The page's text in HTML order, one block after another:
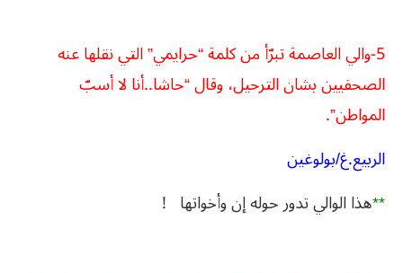
5-والي العاصمة تبرّأ من كلمة “حرايمي” التي نقلها عنه
الصحفيين بشان الترحيل، وقال “حاشا..أنا لا أسبّ
المواطن”.
الربيع.غ/بولوغين
**هذا الوالي تدور حوله إن وأخواتها !